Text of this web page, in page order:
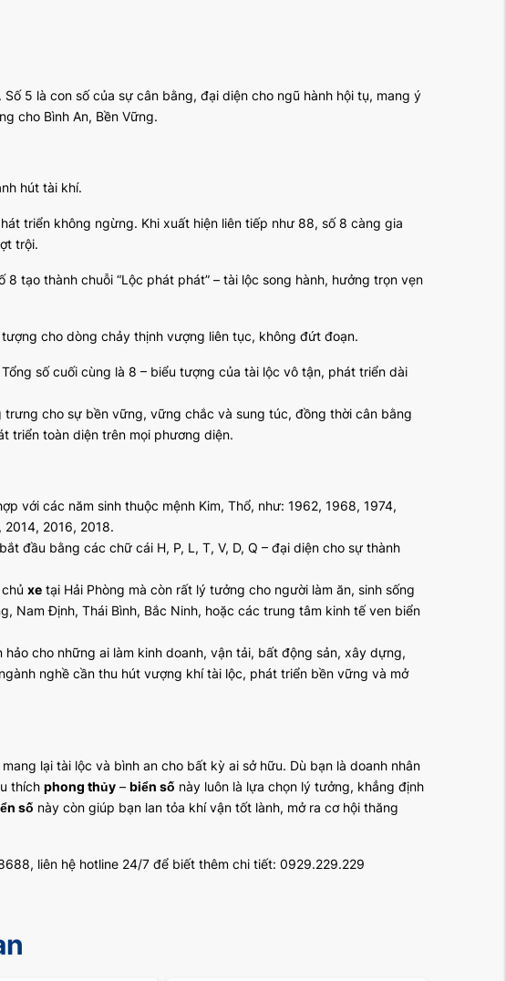
5 là con số của sự cân bằng, đại diện cho ngũ hành hội tụ, mang ý
cho Bình An, Bền Vững.
hút tài khí.
triển không ngừng. Khi xuất hiện liên tiếp như 88, số 8 càng gia
trội.
tạo thành chuỗi “Lộc phát phát” – tài lộc song hành, hưởng trọn vẹn
cho dòng chảy thịnh vượng liên tục, không đứt đoạn.
số cuối cùng là 8 – biểu tượng của tài lộc vô tận, phát triển dài
trưng cho sự bền vững, vững chắc và sung túc, đồng thời cân bằng
triển toàn diện trên mọi phương diện.
với các năm sinh thuộc mệnh Kim, Thổ, như: 1962, 1968, 1974,
2016, 2018.
đầu bằng các chữ cái H, P, L, T, V, D, Q – đại diện cho sự thành
xe tại Hải Phòng mà còn rất lý tưởng cho người làm ăn, sinh sống
Nam Định, Thái Bình, Bắc Ninh, hoặc các trung tâm kinh tế ven biển
hảo cho những ai làm kinh doanh, vận tải, bất động sản, xây dựng,
nghề cần thu hút vượng khí tài lộc, phát triển bền vững và mở
lại tài lộc và bình an cho bất kỳ ai sở hữu. Dù bạn là doanh nhân
thích phong thủy – biển số này luôn là lựa chọn lý tưởng, khẳng định
số này còn giúp bạn lan tỏa khí vận tốt lành, mở ra cơ hội thăng
liên hệ hotline 24/7 để biết thêm chi tiết: 0929.229.229